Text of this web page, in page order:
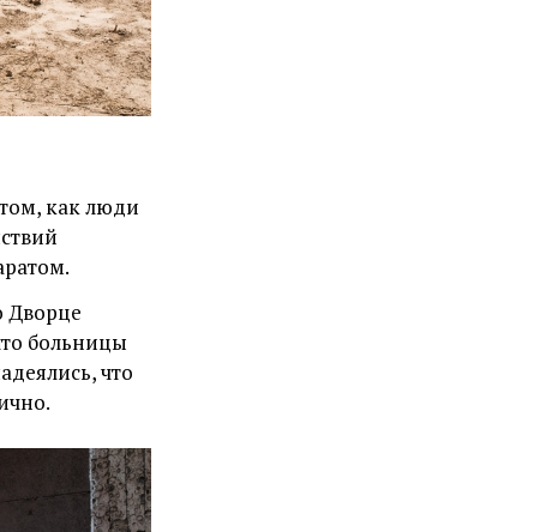
как люди
Дворце
больницы
что